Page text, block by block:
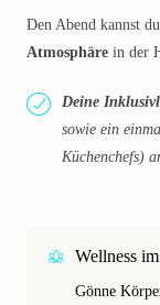
Den Abend kannst
Atmosphäre in der
Deine
sowie ein
Küchenchefs)
Wellness
Gönne